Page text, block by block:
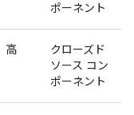
ポーネント
高
クローズド
ソース コン
ポーネント